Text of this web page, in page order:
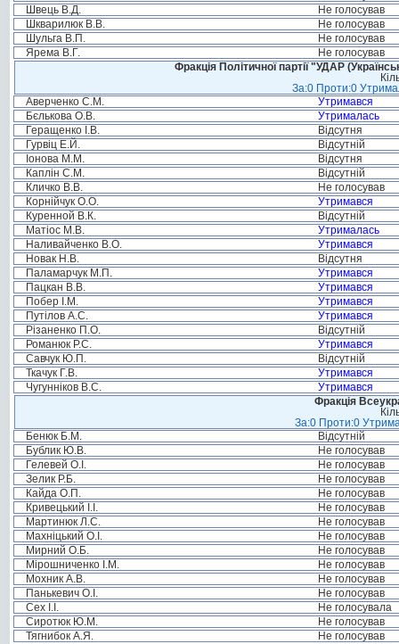
Швець В.Д.
Не голосував
Шкварилюк В.В.
Не голосував
Шульга В.П.
Не голосував
Ярема В.Г.
Не голосував
Фракція Політичної партії "УДАР
За:0 Проти:0
Аверченко С.М.
Утримався
Бєлькова О.В.
Утрималась
Геращенко І.В.
Відсутня
Гурвіц Е.Й.
Відсутній
Іонова М.М.
Відсутня
Каплін С.М.
Відсутній
Кличко В.В.
Не голосував
Корнійчук О.О.
Утримався
Куренной В.К.
Відсутній
Матіос М.В.
Утрималась
Наливайченко В.О.
Утримався
Новак Н.В.
Відсутня
Паламарчук М.П.
Утримався
Пацкан В.В.
Утримався
Побер І.М.
Утримався
Путілов А.С.
Утримався
Різаненко П.О.
Відсутній
Романюк Р.С.
Утримався
Савчук Ю.П.
Відсутній
Ткачук Г.В.
Утримався
Чугунніков В.С.
Утримався
Фракція
За:0 Проти:0
Бенюк Б.М.
Відсутній
Бублик Ю.В.
Не голосував
Гелевей О.І.
Не голосував
Зелик Р.Б.
Не голосував
Кайда О.П.
Не голосував
Кривецький І.І.
Не голосував
Мартинюк Л.С.
Не голосував
Махніцький О.І.
Не голосував
Мирний О.Б.
Не голосував
Мірошниченко І.М.
Не голосував
Мохник А.В.
Не голосував
Панькевич О.І.
Не голосував
Сех І.І.
Не голосувала
Сиротюк Ю.М.
Не голосував
Тягнибок А.Я.
Не голосував